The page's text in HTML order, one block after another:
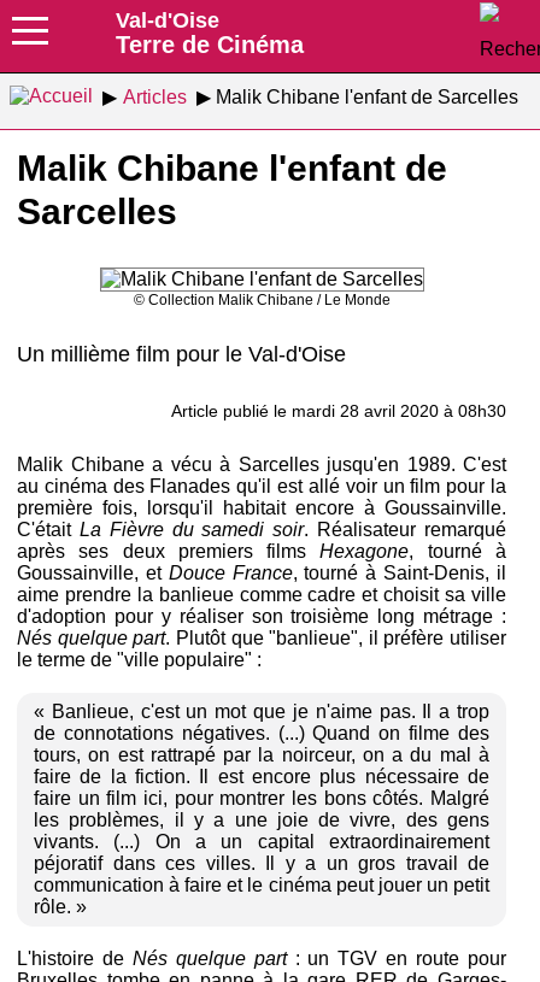
Val-d'Oise
Terre de Cinéma
Articles Malik Chibane l'enfant de Sarcelles
Malik Chibane l'enfant de
Sarcelles
© Collection Malik Chibane / Le Monde
Un millième film pour le Val-d'Oise
Article publié le mardi 28 avril 2020 à 08h30
Malik Chibane a vécu à Sarcelles jusqu'en 1989. C'est
au cinéma des Flanades qu'il est allé voir un film pour la
première fois, lorsqu'il habitait encore à Goussainville.
C'était La Fièvre du samedi soir. Réalisateur remarqué
après ses deux premiers filmsHexagone, tourné à
Goussainville, et Douce France, tourné à Saint-Denis, il
aime prendre la banlieue comme cadre et choisit sa ville
d'adoption pour y réaliser son troisième long métrage :
Nés quelque part. Plutôt que "banlieue", il préfère utiliser
le terme de "ville populaire" :
« Banlieue, c'est un mot que je n'aime pas. Il a trop
de connotations négatives. (...) Quand on filme des
tours, on est rattrapé par la noirceur, on a du mal à
faire de la fiction. Il est encore plus nécessaire de
faire un film ici, pour montrer les bons côtés. Malgré
les problèmes, il y a une joie de vivre, des gens
vivants. (...) On a un capital extraordinairement
péjoratif dans ces villes. Il y a un gros travail de
communication à faire et le cinéma peut jouer un petit
rôle. »
L'histoire de Nés quelque part: un TGV en route pour